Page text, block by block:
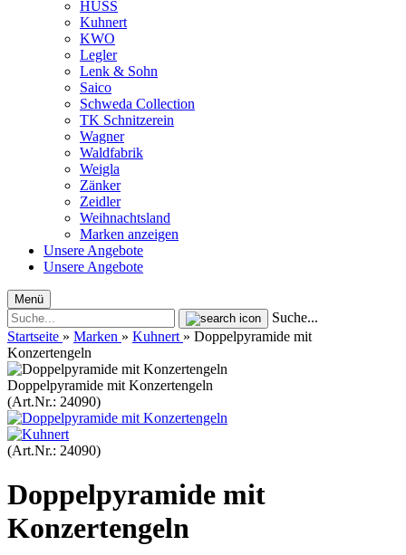
HUSS
Kuhnert
KWO
Legler
Lenk & Sohn
Saico
Schweda Collection
TK Schnitzerein
Wagner
Waldfabrik
Weigla
Zänker
Zeidler
Weihnachtsland
Marken anzeigen
Unsere Angebote
Unsere Angebote
Menü
Suche...
Startseite » Marken » Kuhnert » Doppelpyramide mit
Konzertengeln
Doppelpyramide mit Konzertengeln
(Art.Nr.: 24090)
(Art.Nr.: 24090)
Doppelpyramide mit
Konzertengeln